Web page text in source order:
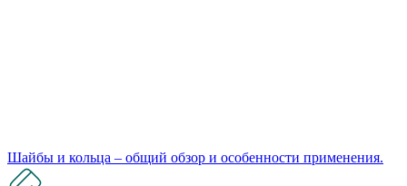
Шайбы и кольца – общий обзор и особенности применения.